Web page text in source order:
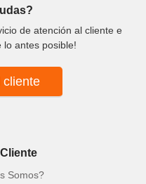
de atención al cliente e
lo antes posible!
cliente
Somos?